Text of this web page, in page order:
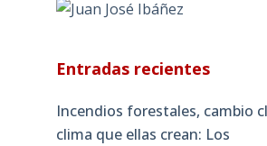
Entradas recientes
Incendios forestales, cambio
clima que ellas crean: Los